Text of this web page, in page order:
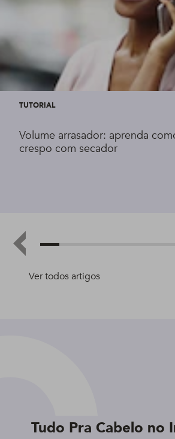
Ver todos artigos
TUTORIAL
Volume arrasador: aprenda
crespo com secador
Tudo Pra Cabelo no